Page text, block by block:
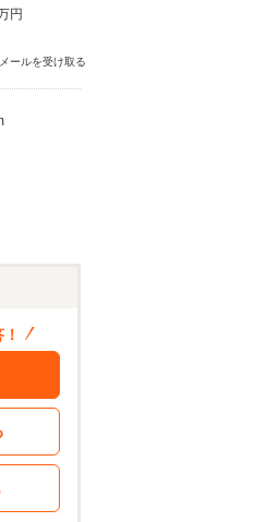
円
ールを受け取る